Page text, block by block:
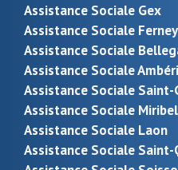
Assistance Sociale Gex
Assistance Sociale
Assistance Sociale
Assistance Sociale
Assistance Sociale
Assistance Sociale Miribel
Assistance Sociale Laon
Assistance Sociale